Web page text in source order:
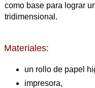
como base para lograr
tridimensional.
Materiales:
un rollo de papel
impresora,